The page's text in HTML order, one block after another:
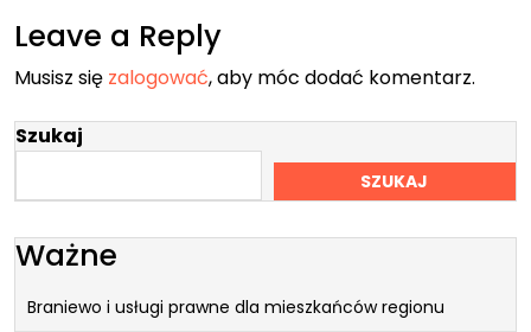
Leave a Reply
Musisz się zalogować, aby móc dodać komentarz.
Szukaj
SZUKAJ
Ważne
Braniewo i usługi prawne dla mieszkańców regionu